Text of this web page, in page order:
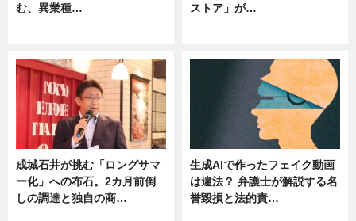
む、異業種…
ストア」が…
成城石井が挑む「ロングサマ
ー化」への布石。2カ月前倒
しの調達と独自の商…
生成AIで作ったフェイク動画
は違法？ 弁護士が解説する名
誉毀損と法的責…